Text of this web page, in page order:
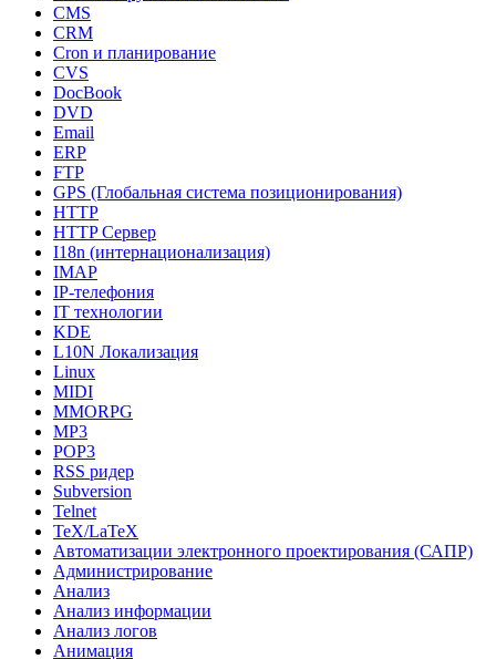
CMS
CRM
Cron и планирование
CVS
DocBook
DVD
Email
ERP
FTP
GPS (Глобальная система позиционирования)
HTTP
HTTP Сервер
I18n (интернационализация)
IMAP
IP-телефония
IT технологии
KDE
L10N Локализация
Linux
MIDI
MMORPG
MP3
POP3
RSS ридер
Subversion
Telnet
TeX/LaTeX
Автоматизации электронного проектирования (САПР)
Администрирование
Анализ
Анализ информации
Анализ логов
Анимация